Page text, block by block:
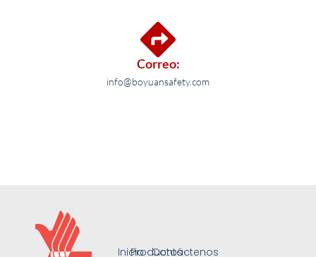
Correo:
info@boyuansafety.com
InicioProductos
Contáctenos